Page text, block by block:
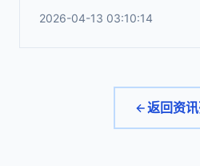
2026-04-13 03:10:14
返回资